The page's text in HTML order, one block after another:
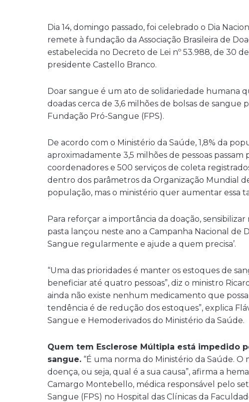
Dia 14, domingo passado, foi celebrado o Dia
remete à fundação da Associação Brasileira de
estabelecida no Decreto de Lei nº 53.988, de 30
presidente Castello Branco.
Doar sangue é um ato de solidariedade humana
doadas cerca de 3,6 milhões de bolsas de sangue
Fundação Pró-Sangue (FPS).
De acordo com o Ministério da Saúde, 1,8% da
aproximadamente 3,5 milhões de pessoas
coordenadores e 500 serviços de coleta
dentro dos parâmetros da Organização Mundial
população, mas o ministério quer aumentar essa
Para reforçar a importância da doação,
pasta lançou neste ano a Campanha Nacional de
Sangue regularmente e ajude a quem precisa’.
“Uma das prioridades é manter os estoques de
beneficiar até quatro pessoas”, diz o ministro
ainda não existe nenhum medicamento que
tendência é de redução dos estoques”, explica
Sangue e Hemoderivados do Ministério da Saúde.
Quem tem Esclerose Múltipla está impedido
sangue.“É uma norma do Ministério da Saúde.
doença, ou seja, qual é a sua causa”, afirma a
Camargo Montebello, médica responsável pelo
Sangue (FPS) no Hospital das Clínicas da